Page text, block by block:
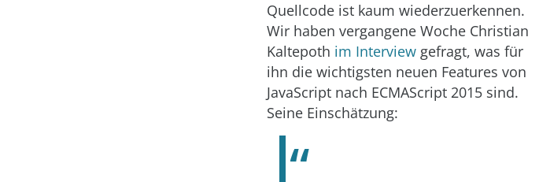
Quellcode ist kaum wiederzuerkennen.
Wir haben vergangene Woche Christian
Kaltepoth im Interview gefragt, was für
ihn die wichtigsten neuen Features von
JavaScript nach ECMAScript 2015 sind.
Seine Einschätzung: